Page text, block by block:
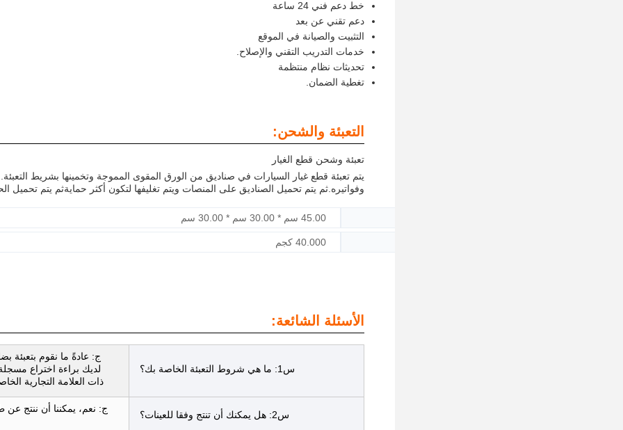
خط دعم فني 24 ساعة
دعم تقني عن بعد
التثبيت والصيانة في الموقع
خدمات التدريب التقني والإصلاح.
تحديثات نظام منتظمة
تغطية الضمان.
التعبئة والشحن:
تعبئة وشحن قطع الغيار
يتم تعبئة قطع غيار السيارات في صناديق من الورق المقوى المموجة وتخمينها بشريط
وفواتيره.ثم يتم تحميل الصناديق على المنصات ويتم تغليفها لتكون أكثر حمايةثم يتم تحميل
45.00 سم * 30.00 سم * 30.00 سم
40.000 كجم
الأسئلة الشائعة:
س1: ما هي شروط التعبئة الخاصة بك؟
ج: عادةً ما نقوم بتعبئة
لديك براءة اختراع مسجلة
ذات العلامة التجارية
س2: هل يمكنك أن تنتج وفقا للعينات؟
ج: نعم، يمكننا أن ننتج عن